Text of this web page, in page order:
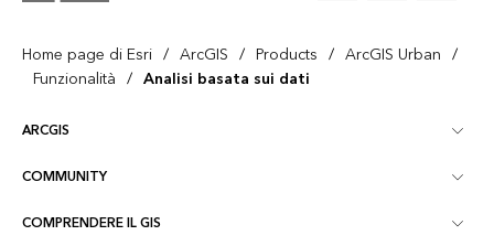
Home page di Esri / ArcGIS / Products / ArcGIS Urban /
Funzionalità / Analisi basata sui dati
ARCGIS
Panoramica ArcGIS
Mappatura
COMMUNITY
Community Esri
COMPRENDERE IL GIS